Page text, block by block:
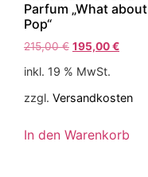
Parfum „What about
Pop“
215,00€ 195,00€
inkl. 19 % MwSt.
zzgl. Versandkosten
In den Warenkorb